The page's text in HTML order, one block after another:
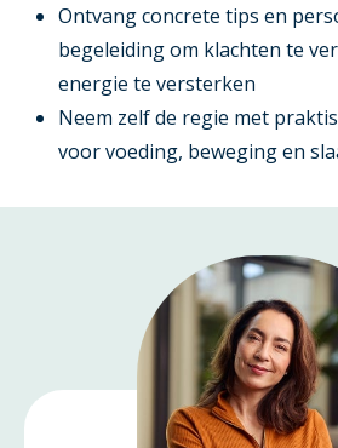
Ontvang concrete tips en
begeleiding om klachten te
energie te versterken
Neem zelf de regie met
voor voeding, beweging en